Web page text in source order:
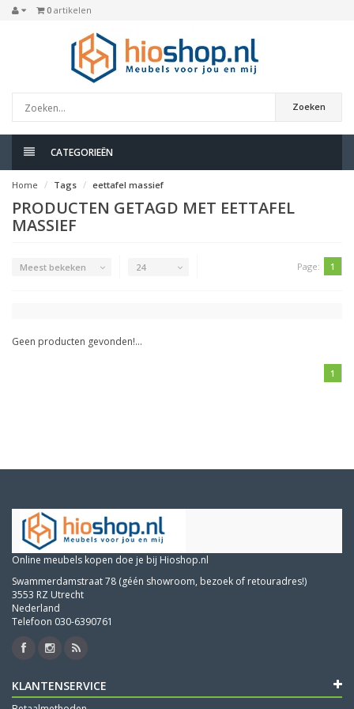
0 artikelen
Zoeken
CATEGORIEËN
Home Tags eettafel massief
PRODUCTEN GETAGD MET EETTAFEL
MASSIEF
Meest bekeken 24 Page: 1
Geen producten gevonden!...
1
Online meubels kopen doe je bij Hioshop.nl
Swammerdamstraat 78 (géén showroom, bezoek of retouradres!)
3553 RZ Utrecht
Nederland
Telefoon 030-6390761
KLANTENSERVICE